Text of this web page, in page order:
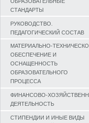
СТАНДАРТЫ
РУКОВОДСТВО.
ПЕДАГОГИЧЕСКИЙ СОСТАВ
МАТЕРИАЛЬНО-
ОБЕСПЕЧЕНИЕ И
ОСНАЩЕННОСТЬ
ОБРАЗОВАТЕЛЬНОГО
ПРОЦЕССА
ФИНАНСОВО-
ДЕЯТЕЛЬНОСТЬ
СТИПЕНДИИ И ИНЫЕ ВИДЫ